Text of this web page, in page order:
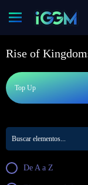
Rise of
Top Up
De A a Z